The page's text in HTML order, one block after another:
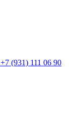
+7 (931) 111 06 90